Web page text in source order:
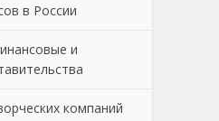
в России
и
компаний